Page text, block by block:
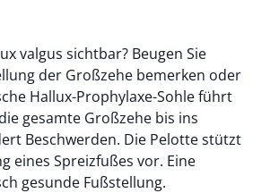
valgus sichtbar? Beugen Sie
der Großzehe bemerken oder
Hallux-Prophylaxe-Sohle führt
gesamte Großzehe bis ins
Beschwerden. Die Pelotte stützt
eines Spreizfußes vor. Eine
gesunde Fußstellung.